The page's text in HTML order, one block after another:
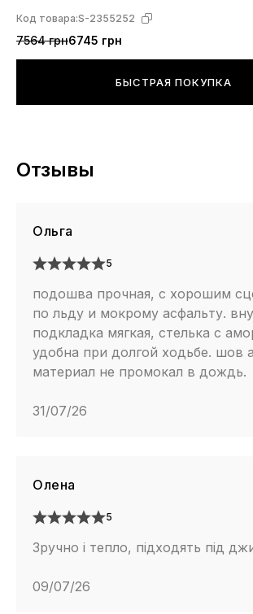
Код товара:S-2355252
7564 грн6745 грн
БЫСТРАЯ ПОКУПКА
Отзывы
Ольга
5
подошва прочная, с хорошим
по льду и мокрому асфальту.
подкладка мягкая, стелька с
удобна при долгой ходьбе. шов
материал не промокал в дождь.
31/07/26
Олена
5
Зручно і тепло, підходять під
09/07/26